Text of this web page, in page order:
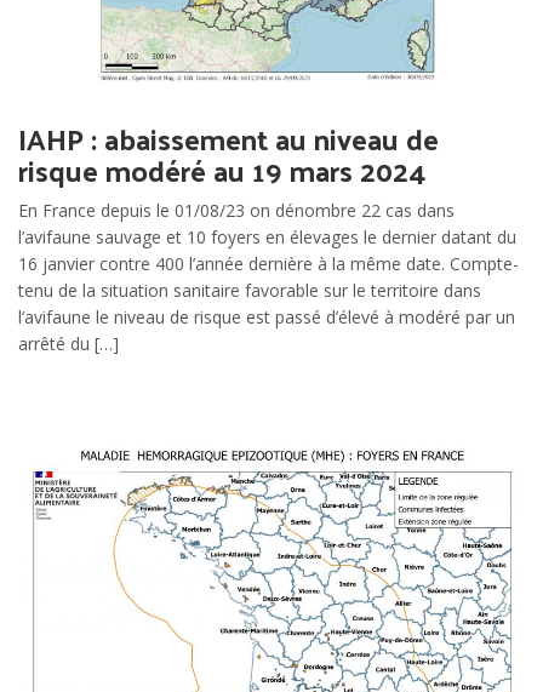
IAHP : abaissement au niveau de
risque modéré au 19 mars 2024
En France depuis le 01/08/23 on dénombre 22 cas dans
l’avifaune sauvage et 10 foyers en élevages le dernier datant du
16 janvier contre 400 l’année dernière à la même date. Compte-
tenu de la situation sanitaire favorable sur le territoire dans
l’avifaune le niveau de risque est passé d’élevé à modéré par un
arrêté du […]